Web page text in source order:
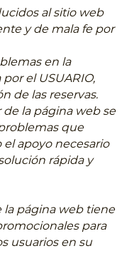
al sitio web
y de mala fe por
en la
el USUARIO,
de las reservas.
la página web se
que
apoyo necesario
rápida y
la página web tiene
para
usuarios en su